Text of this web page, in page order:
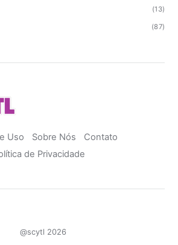
(13)
(87)
Uso Sobre Nós
Contato
de Privacidade
@scytl 2026